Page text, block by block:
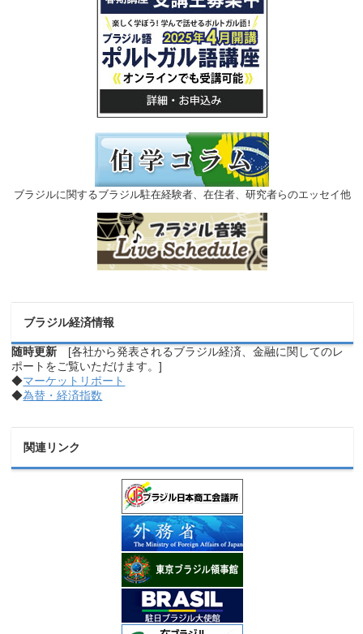
ブラジルに関するブラジル駐在経験者、在住者、研究者らのエッセイ他
ブラジル経済情報
随時更新 [各社から発表されるブラジル経済、金融に関してのレ
ポートをご覧いただけます。]
◆マーケットリポート
◆為替・経済指数
関連リンク